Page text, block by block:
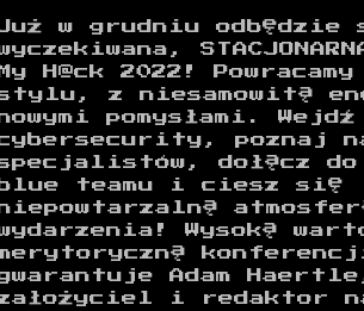
w grudniu odbędzie
H@ck 2022!
z niesamowitą
pomysłami.
poznaj
dołącz
teamu i ciesz się
Wysoką
Adam
i redaktor